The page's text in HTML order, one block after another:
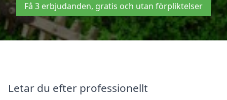
Få 3 erbjudanden, gratis och utan förpliktelser
Letar du efter professionellt